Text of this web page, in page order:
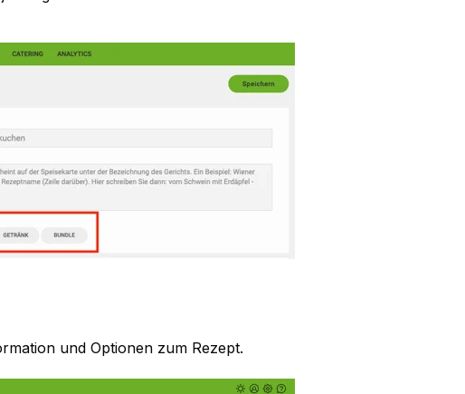
und Optionen zum Rezept.